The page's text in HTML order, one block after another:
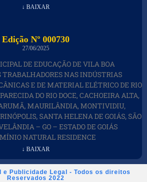
↓ BAIXAR
Edição Nº 000730
27/06/2025
DE EDUCAÇÃO DE VILA BOA
TRABALHADORES NAS INDÚSTRIAS
E DE MATERIAL ELÉTRICO DE RIO
DO RIO DOCE, CACHOEIRA ALTA,
MAURILÂNDIA, MONTIVIDIU,
SANTA HELENA DE GOIÁS, SÃO
– GO – ESTADO DE GOIÁS
NATURAL RESIDENCE
↓ BAIXAR
Publicidade Legal - Todos os direitos
Reservados 2022